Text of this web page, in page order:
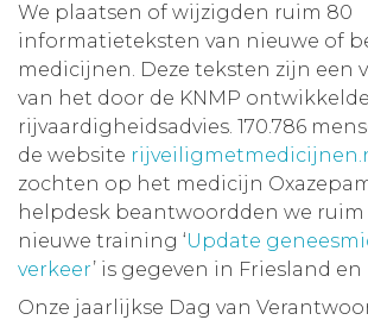
We plaatsen of wijzigden ruim 80
informatieteksten van nieuwe of
medicijnen. Deze teksten zijn een
van het door de KNMP ontwikkelde
rijvaardigheidsadvies. 170.786
de website
zochten op het medicijn
helpdesk beantwoordden we ruim
nieuwe training ‘Update
verkeer’ is gegeven in Friesland en
Onze jaarlijkse Dag van